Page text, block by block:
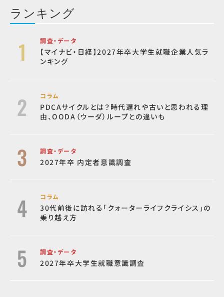
ランキング
調査・データ
【マイナビ・日経】2027年卒大学生就職企業人気ラ
ンキング
コラム
PDCAサイクルとは？時代遅れや古いと思われる理
由、OODA（ウーダ）ループとの違いも
調査・データ
2027年卒 内定者意識調査
コラム
30代前後に訪れる「クォーターライフクライシス」の
乗り越え方
調査・データ
2027年卒大学生就職意識調査